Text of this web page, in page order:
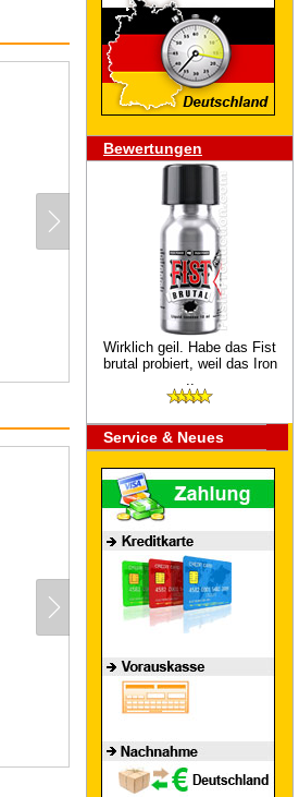
Bewertungen
Wirklich geil. Habe das Fist
brutal probiert, weil das Iron
..
Service & Neues